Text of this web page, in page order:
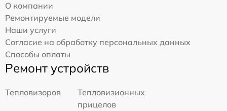
О компании
Ремонтируемые модели
Наши услуги
Согласие на обработку персональных данных
Способы оплаты
Ремонт устройств
Тепловизоров
Тепловизионных
прицелов